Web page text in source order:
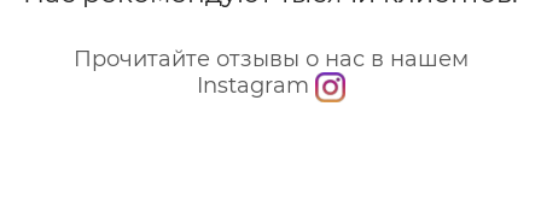
Прочитайте отзывы о нас в нашем
Instagram